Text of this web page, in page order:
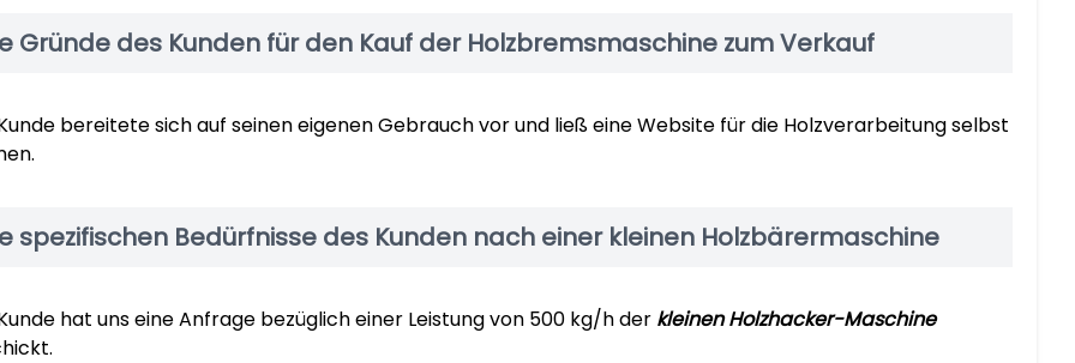
Gründe des Kunden für den Kauf der Holzbremsmaschine zum Verkauf
bereitete sich auf seinen eigenen Gebrauch vor und ließ eine Website für die Holzverarbeitung selbst
spezifischen Bedürfnisse des Kunden nach einer kleinen Holzbärermaschine
hat uns eine Anfrage bezüglich einer Leistung von 500 kg/h der kleinen Holzhacker-Maschine